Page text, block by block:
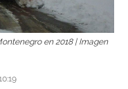
en 2018 | Imagen